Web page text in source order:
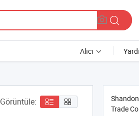
Alıcı
Görüntüle:
Trade